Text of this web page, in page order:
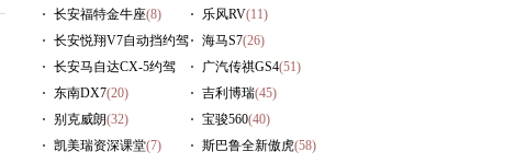
长安福特金牛座(8) 乐风RV(11)
长安悦翔V7自动挡约驾
(9)
海马S7(26)
长安马自达CX-5约驾
(10)
广汽传祺GS4(51)
东南DX7(20) 吉利博瑞(45)
别克威朗(32) 宝骏560(40)
凯美瑞资深课堂(7) 斯巴鲁全新傲虎(58)